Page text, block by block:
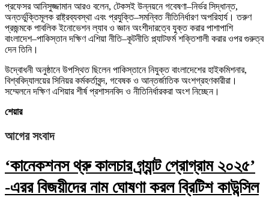
প্রফেসর আনিসুজ্জামান আরও বলেন, টেকসই উন্নয়নে গবেষণা–নির্ভর সিদ্ধান্ত,
অন্তর্ভুক্তিমূলক রাষ্ট্রব্যবস্থা এবং প্রযুক্তি–সমন্বিত নীতিনির্ধারণ অপরিহার্য। তরুণ
প্রজন্মকে পাবলিক ইনোভেশন ল্যাব ও জ্ঞান অংশীদারত্বে যুক্ত করার পাশাপাশি
বাংলাদেশ–পাকিস্তান দক্ষিণ এশিয়া নীতি–কূটনীতি প্ল্যাটফর্ম শক্তিশালী করার ওপর গুরুত্ব
দেন তিনি।
উদ্বোধনী অনুষ্ঠানে উপস্থিত ছিলেন পাকিস্তানে নিযুক্ত বাংলাদেশের হাইকমিশনার,
বিশ্ববিদ্যালয়ের সিনিয়র কর্মকর্তাবৃন্দ, গবেষক ও আন্তর্জাতিক অংশগ্রহণকারীরা।
সম্মেলনে দক্ষিণ এশিয়ার শীর্ষ প্রশাসনবিদ ও নীতিনির্ধারকরা অংশ নিচ্ছেন।
শেয়ার
আগের সংবাদ
‘কানেকশনস থ্রু কালচার গ্র্যান্ট প্রোগ্রাম ২০২৫’
-এরর বিজয়ীদের নাম ঘোষণা করল ব্রিটিশ কাউন্সিল